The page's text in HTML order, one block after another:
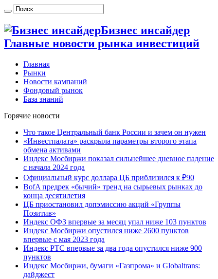
Бизнес инсайдер
Главные новости рынка инвестиций
Главная
Рынки
Новости кампаний
Фондовый рынок
База знаний
Горячие новости
Что такое Центральный банк России и зачем он нужен
«Инвестпалата» раскрыла параметры второго этапа
обмена активами
Индекс Мосбиржи показал сильнейшее дневное падение
с начала 2024 года
Официальный курс доллара ЦБ приблизился к ₽90
BofA предрек «бычий» тренд на сырьевых рынках до
конца десятилетия
ЦБ приостановил допэмиссию акций «Группы
Позитив»
Индекс ОФЗ впервые за месяц упал ниже 103 пунктов
Индекс Мосбиржи опустился ниже 2600 пунктов
впервые с мая 2023 года
Индекс РТС впервые за два года опустился ниже 900
пунктов
Индекс Мосбиржи, бумаги «Газпрома» и Globaltrans:
дайджест